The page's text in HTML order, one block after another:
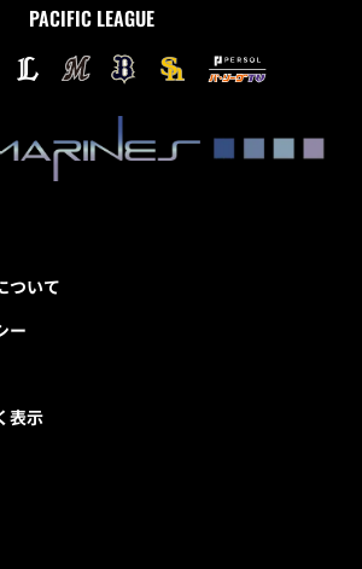
PACIFIC LEAGUE
ついて
ー
表示